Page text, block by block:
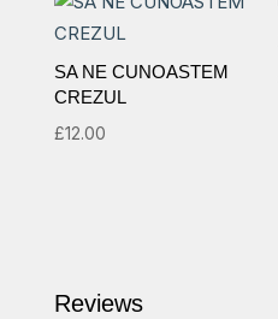
SA NE CUNOASTEM
CREZUL
£12.00
Reviews